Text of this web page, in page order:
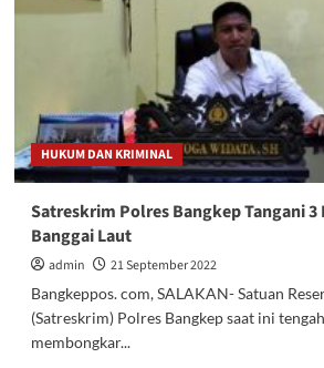
terkait
Pemalsuan
Dokumen
APBDes
dan
DPA
2019
HUKUM DAN KRIMINAL
Satreskrim Polres Bangkep Tangani 3
Banggai Laut
admin
21 September 2022
Bangkeppos. com, SALAKAN- Satuan
(Satreskrim) Polres Bangkep saat ini
membongkar...